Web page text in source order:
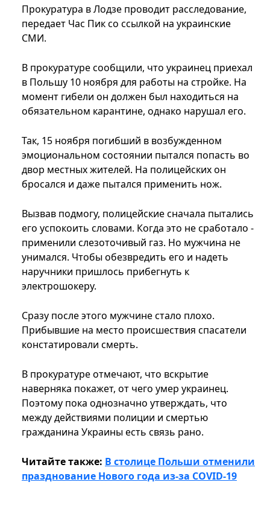
Прокуратура в Лодзе проводит расследование,
передает Час Пик со ссылкой на украинские
СМИ.
В прокуратуре сообщили, что украинец приехал
в Польшу 10 ноября для работы на стройке. На
момент гибели он должен был находиться на
обязательном карантине, однако нарушал его.
Так, 15 ноября погибший в возбужденном
эмоциональном состоянии пытался попасть во
двор местных жителей. На полицейских он
бросался и даже пытался применить нож.
Вызвав подмогу, полицейские сначала пытались
его успокоить словами. Когда это не сработало -
применили слезоточивый газ. Но мужчина не
унимался. Чтобы обезвредить его и надеть
наручники пришлось прибегнуть к
электрошокеру.
Сразу после этого мужчине стало плохо.
Прибывшие на место происшествия спасатели
констатировали смерть.
В прокуратуре отмечают, что вскрытие
наверняка покажет, от чего умер украинец.
Поэтому пока однозначно утверждать, что
между действиями полиции и смертью
гражданина Украины есть связь рано.
Читайте также: В столице Польши отменили
празднование Нового года из-за COVID-19